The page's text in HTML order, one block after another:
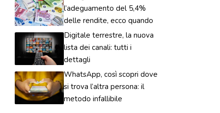
l’adeguamento del 5,4%
delle rendite, ecco quando
Digitale terrestre, la nuova
lista dei canali: tutti i
dettagli
WhatsApp, così scopri dove
si trova l’altra persona: il
metodo infallibile